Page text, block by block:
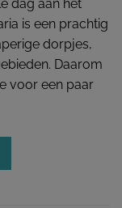
dag aan het
is een prachtig
dorpjes,
Daarom
voor een paar